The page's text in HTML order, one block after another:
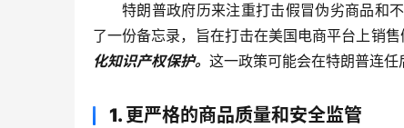
特朗普政府历来注重打击假冒伪劣商品和
了一份备忘录，旨在打击在美国电商平台上销售
化知识产权保护。 这一政策可能会在特朗普连任
1. 更严格的商品质量和安全监管